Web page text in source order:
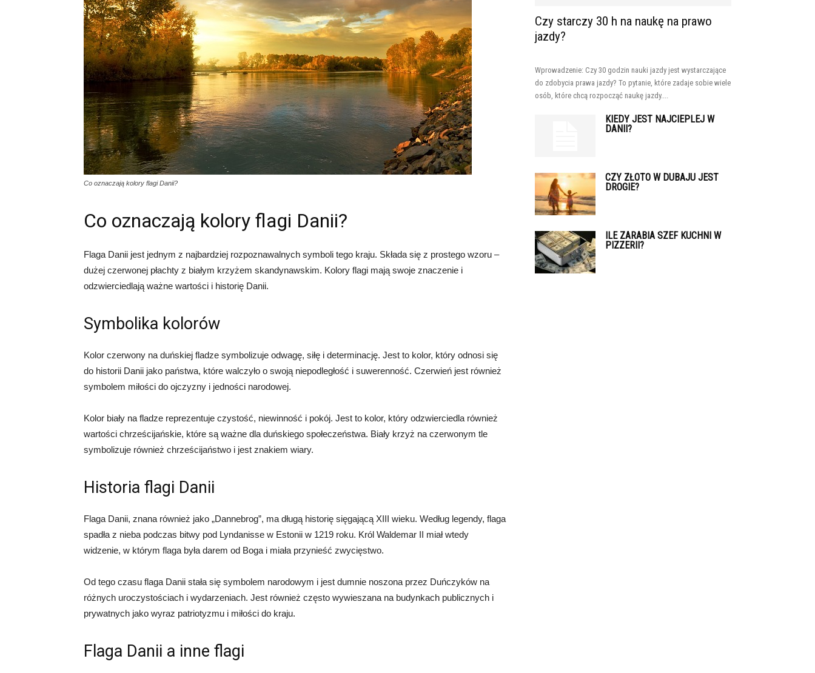
Co oznaczają kolory flagi Danii?
Co oznaczają kolory flagi Danii?
Flaga Danii jest jednym z najbardziej rozpoznawalnych symboli tego kraju. Składa się z prostego wzoru –
dużej czerwonej płachty z białym krzyżem skandynawskim. Kolory flagi mają swoje znaczenie i
odzwierciedlają ważne wartości i historię Danii.
Symbolika kolorów
Kolor czerwony na duńskiej fladze symbolizuje odwagę, siłę i determinację. Jest to kolor, który odnosi się
do historii Danii jako państwa, które walczyło o swoją niepodległość i suwerenność. Czerwień jest również
symbolem miłości do ojczyzny i jedności narodowej.
Kolor biały na fladze reprezentuje czystość, niewinność i pokój. Jest to kolor, który odzwierciedla również
wartości chrześcijańskie, które są ważne dla duńskiego społeczeństwa. Biały krzyż na czerwonym tle
symbolizuje również chrześcijaństwo i jest znakiem wiary.
Historia flagi Danii
Flaga Danii, znana również jako „Dannebrog”, ma długą historię sięgającą XIII wieku. Według legendy, flaga
spadła z nieba podczas bitwy pod Lyndanisse w Estonii w 1219 roku. Król Waldemar II miał wtedy
widzenie, w którym flaga była darem od Boga i miała przynieść zwycięstwo.
Od tego czasu flaga Danii stała się symbolem narodowym i jest dumnie noszona przez Duńczyków na
różnych uroczystościach i wydarzeniach. Jest również często wywieszana na budynkach publicznych i
prywatnych jako wyraz patriotyzmu i miłości do kraju.
Flaga Danii a inne flagi
Czy starczy 30 h na naukę na prawo
jazdy?
Wprowadzenie: Czy 30 godzin nauki jazdy jest wystarczające
do zdobycia prawa jazdy? To pytanie, które zadaje sobie wiele
osób, które chcą rozpocząć naukę jazdy....
KIEDY JEST NAJCIEPLEJ W
DANII?
CZY ZŁOTO W DUBAJU JEST
DROGIE?
ILE ZARABIA SZEF KUCHNI W
PIZZERII?